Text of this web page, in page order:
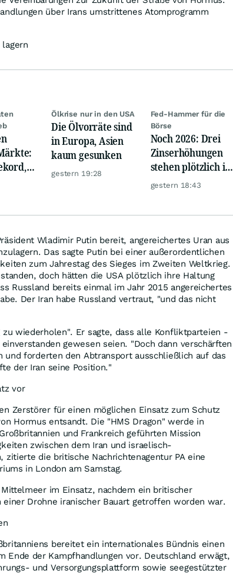
über Irans umstrittenes Atomprogramm
lagern
Ölkrise nur in den USA
Die Ölvorräte sind
in Europa, Asien
kaum gesunken
gestern 19:28
Fed-Hammer für die
Börse
Noch 2026: Drei
Zinserhöhungen
stehen plötzlich im
Raum
gestern 18:43
Wladimir Putin bereit, angereichertes Uran aus
Das sagte Putin bei einer außerordentlichen
zum Jahrestag des Sieges im Zweiten Weltkrieg.
doch hätten die USA plötzlich ihre Haltung
Russland bereits einmal im Jahr 2015 angereichertes
Der Iran habe Russland vertraut, "und das nicht
wiederholen". Er sagte, dass alle Konfliktparteien -
gewesen seien. "Doch dann verschärften
und forderten den Abtransport ausschließlich auf das
der Iran seine Position."
vor
Zerstörer für einen möglichen Einsatz zum Schutz
Hormus entsandt. Die "HMS Dragon" werde in
und Frankreich geführten Mission
zwischen dem Iran und israelisch-
zitierte die britische Nachrichtenagentur PA eine
in London am Samstag.
im Einsatz, nachdem ein britischer
Drohne iranischer Bauart getroffen worden war.
bereitet ein internationales Bündnis einen
Ende der Kampfhandlungen vor. Deutschland erwägt,
und Versorgungsplattform sowie seegestützter